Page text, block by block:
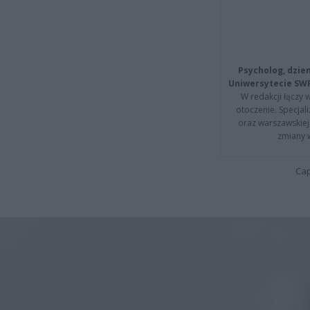
Psycholog,
Uniwersytecie
W redakcji łączy
otoczenie.
oraz
zmiany